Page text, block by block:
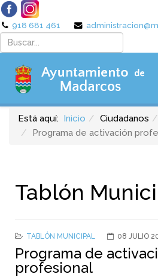
918 681 461
Está aquí: Inicio Ciudadanos
Programa de activación
Tablón
TABLÓN MUNICIPAL 08 JULIO
Programa de
profesional